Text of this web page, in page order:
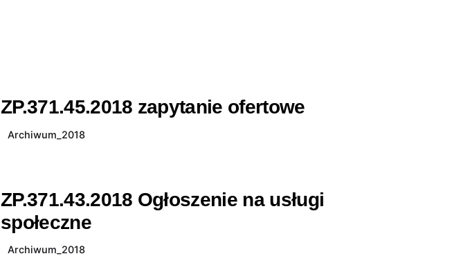
ZP.371.45.2018 zapytanie ofertowe
Archiwum_2018
ZP.371.43.2018 Ogłoszenie na usługi
społeczne
Archiwum_2018